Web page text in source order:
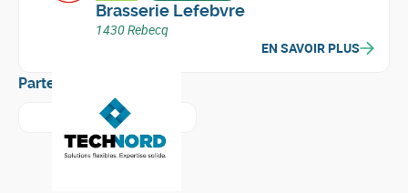
Brasserie Lefebvre
1430 Rebecq
EN SAVOIR PLUS
Partenaires
En savoir plus sur